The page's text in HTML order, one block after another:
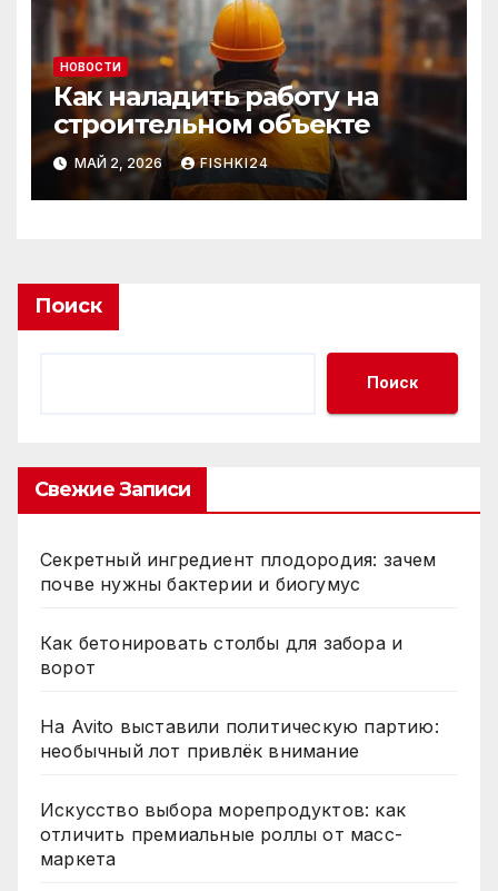
НОВОСТИ
Как наладить работу на
строительном объекте
МАЙ 2, 2026 FISHKI24
Поиск
Поиск
Свежие Записи
Секретный ингредиент плодородия: зачем
почве нужны бактерии и биогумус
Как бетонировать столбы для забора и
ворот
На Avito выставили политическую партию:
необычный лот привлёк внимание
Искусство выбора морепродуктов: как
отличить премиальные роллы от масс-
маркета